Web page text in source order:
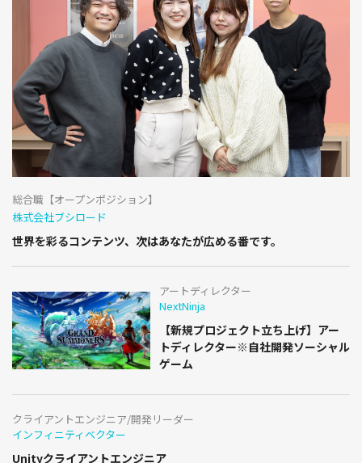
総合職【オープンポジション】
株式会社ブシロード
世界を彩るコンテンツ、次はあなたが広める番です。
アートディレクター
NextNinja
【新規プロジェクト立ち上げ】アー
トディレクター※自社開発ソーシャル
ゲーム
クライアントエンジニア/開発リーダー
インフィニティベクター
Unityクライアントエンジニア